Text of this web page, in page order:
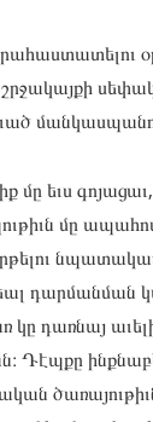
շրջա­կայ­քի
մը եւս
մը
դար­մանման
կը դառ­նայ
Դէպ­քը